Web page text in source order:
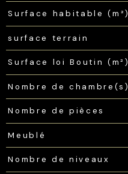
Surface habitable (m²)
surface terrain
Surface loi Boutin (m²)
Nombre de chambre(s)
Nombre de pièces
Meublé
Nombre de niveaux